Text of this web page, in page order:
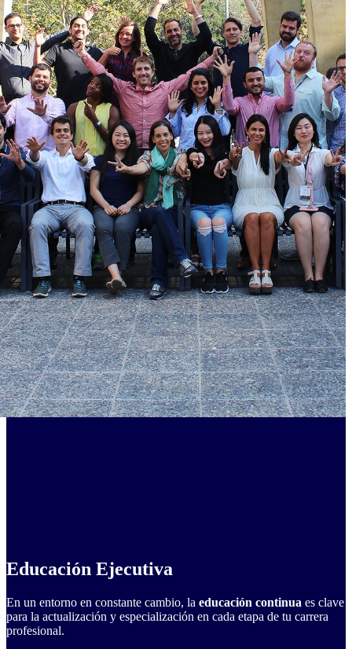
Educación Ejecutiva
En un entorno en constante cambio, la educación continua es clave
para la actualización y especialización en cada etapa de tu carrera
profesional.